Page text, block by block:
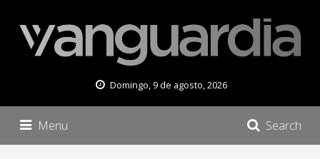
Domingo, 9 de agosto, 2026
Menu Search